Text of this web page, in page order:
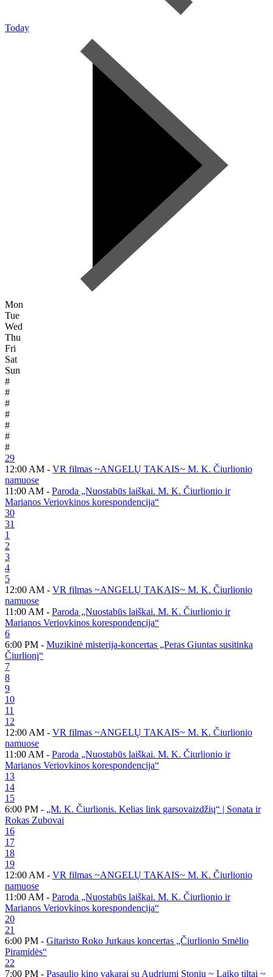
Today
Mon
Tue
Wed
Thu
Fri
Sat
Sun
#
#
#
#
#
#
#
29
12:00 AM - VR filmas ~ANGELŲ TAKAIS~ M. K. Čiurlionio
namuose
11:00 AM - Paroda „Nuostabūs laiškai. M. K. Čiurlionio ir
Marianos Veriovkinos korespondencija“
30
31
1
2
3
4
5
12:00 AM - VR filmas ~ANGELŲ TAKAIS~ M. K. Čiurlionio
namuose
11:00 AM - Paroda „Nuostabūs laiškai. M. K. Čiurlionio ir
Marianos Veriovkinos korespondencija“
6
6:00 PM - Muzikinė misterija-koncertas „Peras Giuntas susitinka
Čiurlionį“
7
8
9
10
11
12
12:00 AM - VR filmas ~ANGELŲ TAKAIS~ M. K. Čiurlionio
namuose
11:00 AM - Paroda „Nuostabūs laiškai. M. K. Čiurlionio ir
Marianos Veriovkinos korespondencija“
13
14
15
6:00 PM - „M. K. Čiurlionis. Kelias link garsovaizdžių“ | Sonata ir
Rokas Zubovai
16
17
18
19
12:00 AM - VR filmas ~ANGELŲ TAKAIS~ M. K. Čiurlionio
namuose
11:00 AM - Paroda „Nuostabūs laiškai. M. K. Čiurlionio ir
Marianos Veriovkinos korespondencija“
20
21
6:00 PM - Gitaristo Roko Jurkaus koncertas „Čiurlionio Smėlio
Piramidės“
22
7:00 PM - Pasaulio kino vakarai su Audriumi Stoniu ~ Laiko tiltai ~